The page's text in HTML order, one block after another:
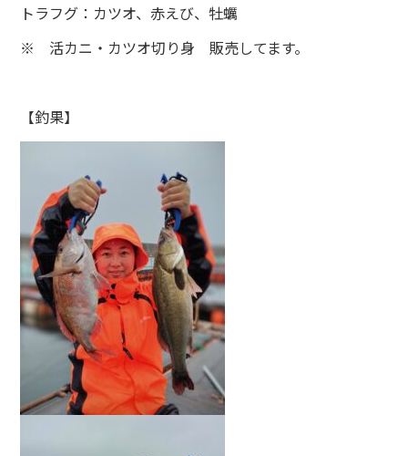
トラフグ：カツオ、赤えび、牡蠣
※ 活カニ・カツオ切り身 販売してます。
【釣果】